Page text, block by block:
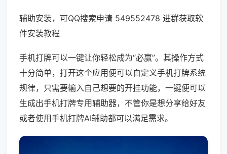
辅助安装，可QQ搜索申请 549552478 进群获取软
件安装教程
手机打牌可以一键让你轻松成为“必赢”。其操作方式
十分简单，打开这个应用便可以自定义手机打牌系统
规律，只需要输入自己想要的开挂功能，一键便可以
生成出手机打牌专用辅助器，不管你是想分享给好友
或者使用手机打牌AI辅助都可以满足需求。